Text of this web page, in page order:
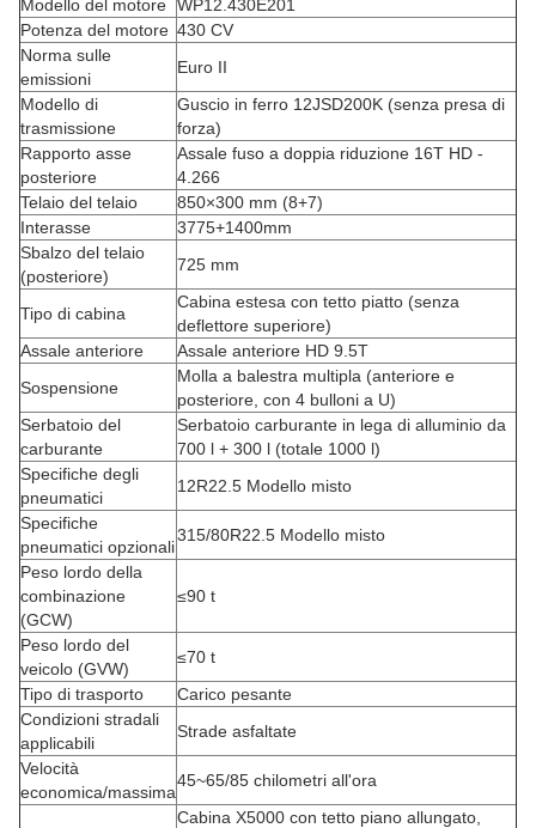
Modello del motore WP12.430E201
Potenza del motore 430 CV
Norma sulle
emissioni
Euro II
Modello di
trasmissione
Guscio in ferro 12JSD200K (senza presa di
forza)
Rapporto asse
posteriore
Assale fuso a doppia riduzione 16T HD -
4.266
Telaio del telaio
850×300 mm (8+7)
Interasse
3775+1400mm
Sbalzo del telaio
(posteriore)
725 mm
Tipo di cabina
Cabina estesa con tetto piatto (senza
deflettore superiore)
Assale anteriore
Assale anteriore HD 9.5T
Sospensione
Molla a balestra multipla (anteriore e
posteriore, con 4 bulloni a U)
Serbatoio del
carburante
Serbatoio carburante in lega di alluminio da
700 l + 300 l (totale 1000 l)
Specifiche degli
pneumatici
12R22.5 Modello misto
Specifiche
pneumatici opzionali
315/80R22.5 Modello misto
Peso lordo della
combinazione
(GCW)
≤90 t
Peso lordo del
veicolo (GVW)
≤70 t
Tipo di trasporto
Carico pesante
Condizioni stradali
applicabili
Strade asfaltate
Velocità
economica/massima
45~65/85 chilometri all'ora
Cabina X5000 con tetto piano allungato,